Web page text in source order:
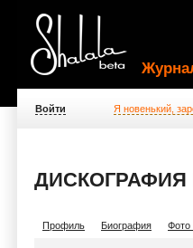
Войти Я новенький,
ДИСКОГРАФИЯ
Профиль Биография Фото